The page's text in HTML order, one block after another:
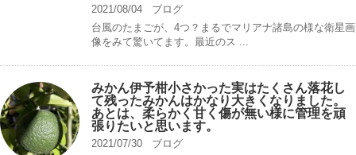
2021/08/04
ブログ
台風のたまごが、4つ？まるでマリアナ諸島の様な衛星画
像をみて驚いてます。最近のス ...
みかん伊予柑小さかった実はたくさん落花し
て残ったみかんはかなり大きくなりました。
あとは、柔らかく甘く傷が無い様に管理を頑
張りたいと思います。
2021/07/30
ブログ